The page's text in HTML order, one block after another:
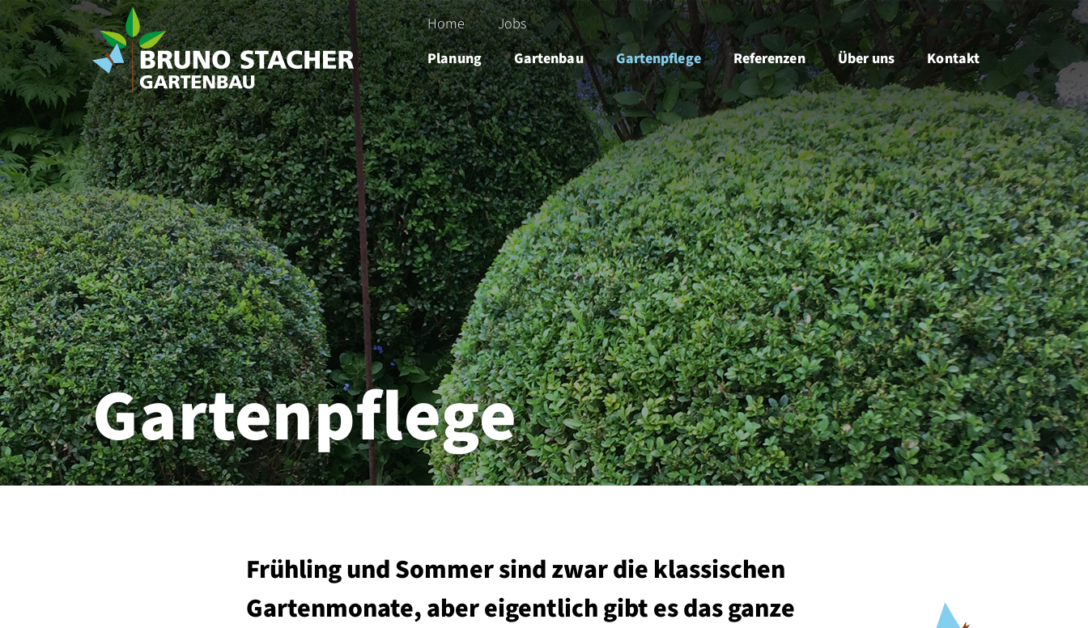
Home
Jobs
Planung
Gartenbau Gartenpflege Referenzen Über uns Kontakt
Gartenpflege
Frühling und Sommer sind zwar die klassischen
Gartenmonate, aber eigentlich gibt es das ganze